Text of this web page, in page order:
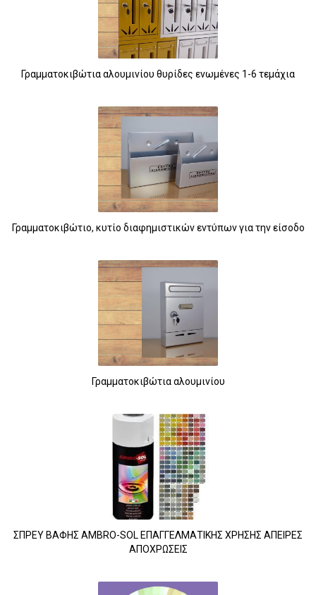
Γραμματοκιβώτια αλουμινίου θυρίδες ενωμένες 1-6 τεμάχια
Γραμματοκιβώτιο, κυτίο διαφημιστικών εντύπων για την είσοδο
Γραμματοκιβώτια αλουμινίου
ΣΠΡΕΥ ΒΑΦΗΣ AMBRO-SOL ΕΠΑΓΓΕΛΜΑΤΙΚΗΣ ΧΡΗΣΗΣ ΑΠΕΙΡΕΣ
ΑΠΟΧΡΩΣΕΙΣ